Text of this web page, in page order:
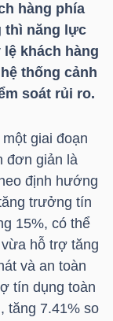
hàng phía
thì năng lực
khách hàng
thống cảnh
soát rủi ro.
giai đoạn
đơn giản là
định hướng
trưởng tín
15%, có thể
hỗ trợ tăng
và an toàn
tín dụng toàn
tăng 7.41% so